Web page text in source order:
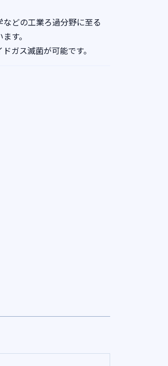
どの工業ろ過分野に至る
す。
ガス滅菌が可能です。